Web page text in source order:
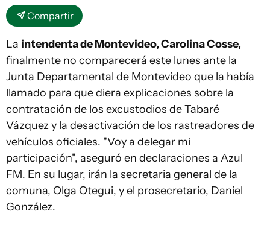
Compartir
La intendenta de Montevideo, Carolina Cosse,
finalmente no comparecerá este lunes ante la
Junta Departamental de Montevideo que la había
llamado para que diera explicaciones sobre la
contratación de los excustodios de Tabaré
Vázquez y la desactivación de los rastreadores de
vehículos oficiales. "Voy a delegar mi
participación", aseguró en declaraciones a Azul
FM. En su lugar, irán la secretaria general de la
comuna, Olga Otegui, y el prosecretario, Daniel
González.